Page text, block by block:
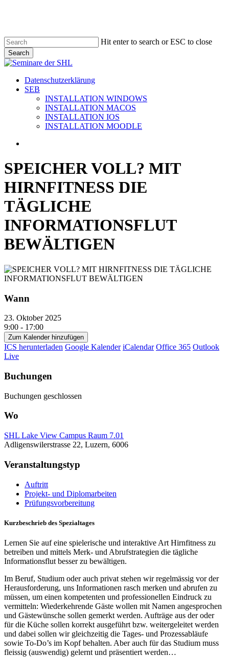
content
Hit enter to search or ESC to close
Search
Close
search
Menu
Datenschutzerklärung
SEB
INSTALLATION WINDOWS
INSTALLATION MACOS
INSTALLATION IOS
INSTALLATION MOODLE
SPEICHER VOLL? MIT
HIRNFITNESS DIE
TÄGLICHE
INFORMATIONSFLUT
BEWÄLTIGEN
Wann
23. Oktober 2025
9:00 - 17:00
Zum Kalender hinzufügen
ICS herunterladen Google Kalender iCalendar Office 365 Outlook
Live
Buchungen
Buchungen geschlossen
Wo
SHL Lake View Campus Raum 7.01
Adligenswilerstrasse 22, Luzern, 6006
Veranstaltungstyp
Auftritt
Projekt- und Diplomarbeiten
Prüfungsvorbereitung
Kurzbeschrieb des Spezialtages
Lernen Sie auf eine spielerische und interaktive Art Hirnfitness zu
betreiben und mittels Merk- und Abrufstrategien die tägliche
Informationsflut besser zu bewältigen.
Im Beruf, Studium oder auch privat stehen wir regelmässig vor der
Herausforderung, uns Informationen rasch merken und abrufen zu
müssen, um einen kompetenten und professionellen Eindruck zu
vermitteln: Wiederkehrende Gäste wollen mit Namen angesprochen
und Gästewünsche sollen gemerkt werden. Aufträge aus der oder
für die Küche sollen korrekt ausgeführt bzw. weitergeleitet werden
und dabei sollen wir gleichzeitig die Tages- und Prozessabläufe
sowie To-Do’s im Kopf behalten. Aber auch für das Studium muss
fleissig (auswendig) gelernt und präsentiert werden…